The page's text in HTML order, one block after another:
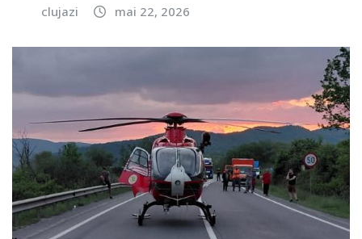
clujazi mai 22, 2026